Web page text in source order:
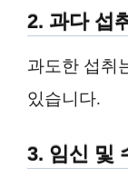
2. 과다 섭
과도한 섭취
있습니다.
3. 임신 및